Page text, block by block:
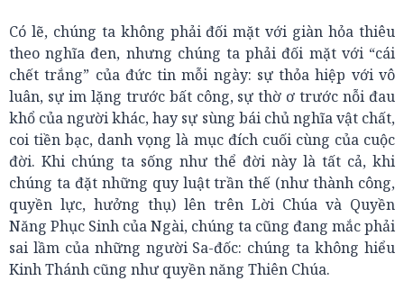
Có lẽ, chúng ta không phải đối mặt với giàn hỏa thiêu
theo nghĩa đen, nhưng chúng ta phải đối mặt với “cái
chết trắng” của đức tin mỗi ngày: sự thỏa hiệp với vô
luân, sự im lặng trước bất công, sự thờ ơ trước nỗi đau
khổ của người khác, hay sự sùng bái chủ nghĩa vật chất,
coi tiền bạc, danh vọng là mục đích cuối cùng của cuộc
đời. Khi chúng ta sống như thể đời này là tất cả, khi
chúng ta đặt những quy luật trần thế (như thành công,
quyền lực, hưởng thụ) lên trên Lời Chúa và Quyền
Năng Phục Sinh của Ngài, chúng ta cũng đang mắc phải
sai lầm của những người Sa-đốc: chúng ta không hiểu
Kinh Thánh cũng như quyền năng Thiên Chúa.